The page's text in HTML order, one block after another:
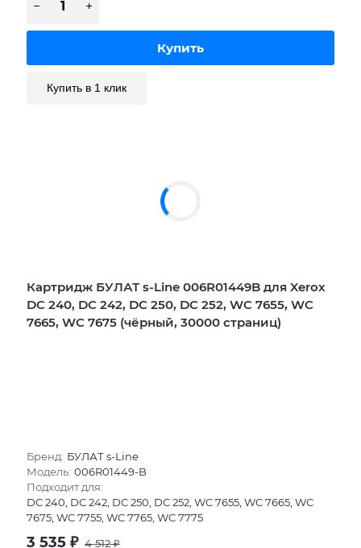
Купить в 1 клик
Картридж БУЛАТ s-Line 006R01449B для Xerox
DC 240, DC 242, DC 250, DC 252, WC 7655, WC
7665, WC 7675 (чёрный, 30000 страниц)
Бренд: БУЛАТ s-Line
Модель: 006R01449-B
Подходит для:
DC 240, DC 242, DC 250, DC 252, WC 7655, WC 7665, WC
7675, WC 7755, WC 7765, WC 7775
3 535 ₽ 4 512₽